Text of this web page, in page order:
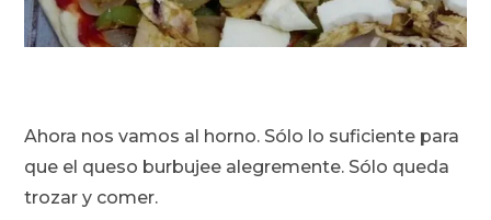
Ahora nos vamos al horno. Sólo lo suficiente para
que el queso burbujee alegremente. Sólo queda
trozar y comer.